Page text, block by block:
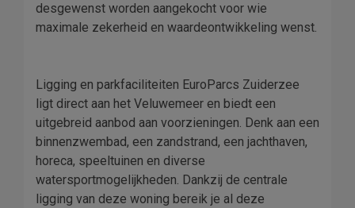
desgewenst worden aangekocht voor wie
maximale zekerheid en waardeontwikkeling wenst.
Ligging en parkfaciliteiten EuroParcs Zuiderzee
ligt direct aan het Veluwemeer en biedt een
uitgebreid aanbod aan voorzieningen. Denk aan een
binnenzwembad, een zandstrand, een jachthaven,
horeca, speeltuinen en diverse
watersportmogelijkheden. Dankzij de centrale
ligging van deze woning bereik je al deze